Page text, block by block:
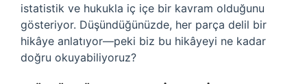
istatistik ve hukukla iç içe bir kavram olduğunu
gösteriyor. Düşündüğünüzde, her parça delil bir
hikâye anlatıyor—peki biz bu hikâyeyi ne kadar
doğru okuyabiliyoruz?